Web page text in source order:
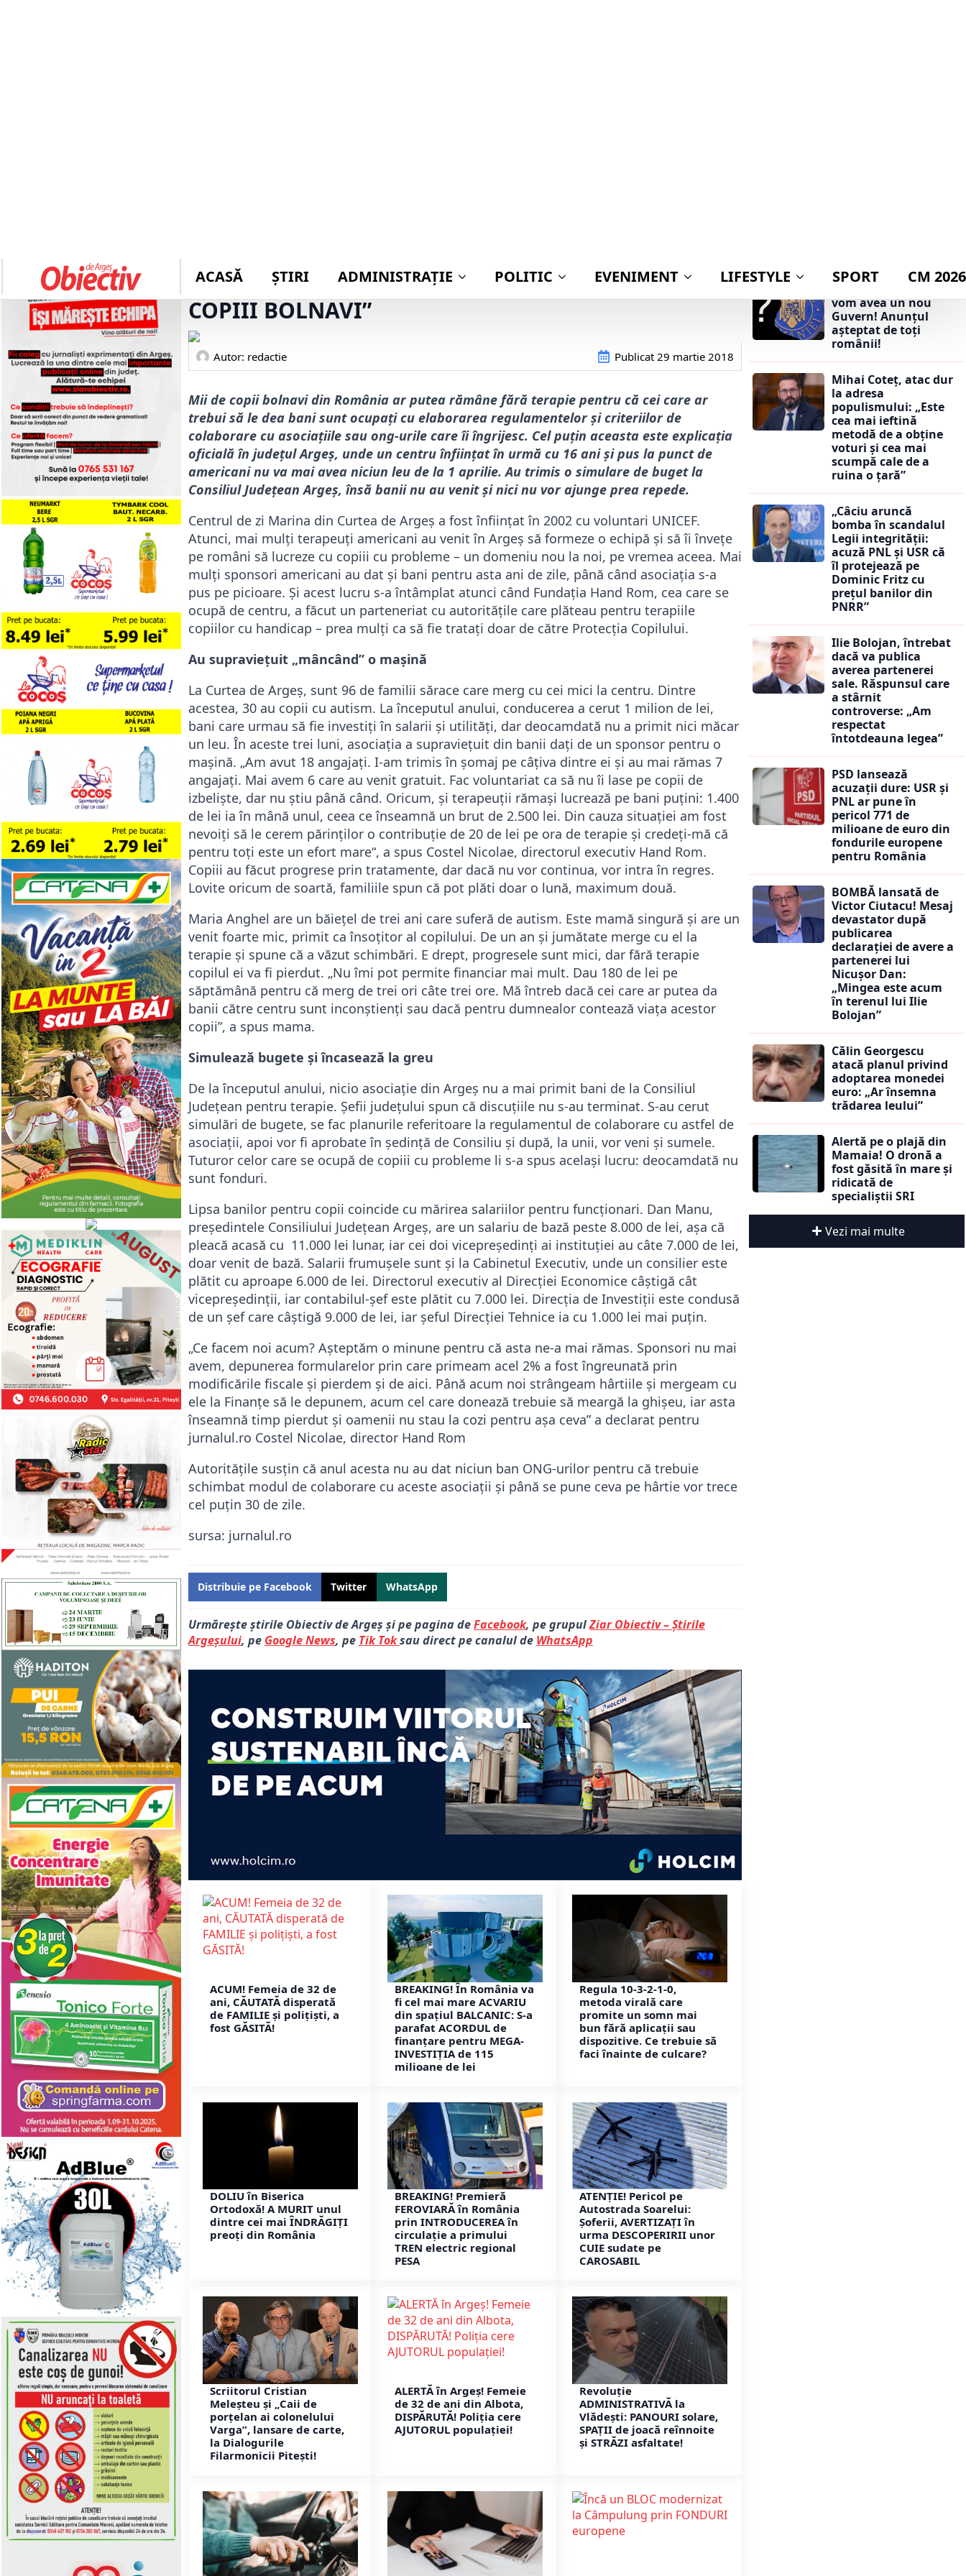
„LEFURI GRASE LA JUDEȚ, BUGET ZERO PENTRU
COPIII BOLNAVI”
Autor: redactie Publicat 29 martie 2018
Mii de copii bolnavi din România ar putea rămâne fără terapie pentru că cei care ar
trebui să le dea bani sunt ocupați cu elaborarea regulamentelor și criteriilor de
colaborare cu asociațiile sau ong-urile care îi îngrijesc. Cel puțin aceasta este explicația
oficială în județul Argeș, unde un centru înființat în urmă cu 16 ani și pus la punct de
americani nu va mai avea niciun leu de la 1 aprilie. Au trimis o simulare de buget la
Consiliul Județean Argeș, însă banii nu au venit și nici nu vor ajunge prea repede.
Centrul de zi Marina din Curtea de Argeș a fost înființat în 2002 cu voluntari UNICEF.
Atunci, mai mulți terapeuți americani au venit în Argeș să formeze o echipă și să îi învețe
pe români să lucreze cu copiii cu probleme – un domeniu nou la noi, pe vremea aceea. Mai
mulți sponsori americani au dat și bani pentru asta ani de zile, până când asociația s-a
pus pe picioare. Și acest lucru s-a întâmplat atunci când Fundația Hand Rom, cea care se
ocupă de centru, a făcut un parteneriat cu autoritățile care plăteau pentru terapiile
copiilor cu handicap – prea mulți ca să fie tratați doar de către Protecția Copilului.
Au supraviețuit „mâncând” o mașină
La Curtea de Argeș, sunt 96 de familii sărace care merg cu cei mici la centru. Dintre
acestea, 30 au copii cu autism. La începutul anului, conducerea a cerut 1 milion de lei,
bani care urmau să fie investiți în salarii și utilități, dar deocamdată nu a primit nici măcar
un leu. În aceste trei luni, asociația a supraviețuit din banii dați de un sponsor pentru o
mașină. „Am avut 18 angajați. I-am trimis în șomaj pe câțiva dintre ei și au mai rămas 7
angajați. Mai avem 6 care au venit gratuit. Fac voluntariat ca să nu îi lase pe copii de
izbeliște, dar nu știu până când. Oricum, și terapeuții rămași lucrează pe bani puțini: 1.400
de lei ia în mână unul, ceea ce înseamnă un brut de 2.500 lei. Din cauza situației am fost
nevoiți să le cerem părinților o contribuție de 20 de lei pe ora de terapie și credeți-mă că
pentru toți este un efort mare“, a spus Costel Nicolae, directorul executiv Hand Rom.
Copiii au făcut progrese prin tratamente, dar dacă nu vor continua, vor intra în regres.
Lovite oricum de soartă, familiile spun că pot plăti doar o lună, maximum două.
Maria Anghel are un băiețel de trei ani care suferă de autism. Este mamă singură și are un
venit foarte mic, primit ca însoțitor al copilului. De un an și jumătate merge cu el la
terapie și spune că a văzut schimbări. E drept, progresele sunt mici, dar fără terapie
copilul ei va fi pierdut. „Nu îmi pot permite financiar mai mult. Dau 180 de lei pe
săptămână pentru că merg de trei ori câte trei ore. Mă întreb dacă cei care ar putea da
banii către centru sunt inconștienți sau dacă pentru dumnealor contează viața acestor
copii”, a spus mama.
Simulează bugete și încasează la greu
De la începutul anului, nicio asociație din Argeș nu a mai primit bani de la Consiliul
Județean pentru terapie. Șefii județului spun că discuțiile nu s-au terminat. S-au cerut
simulări de bugete, se fac planurile referitoare la regulamentul de colaborare cu astfel de
asociații, apoi vor fi aprobate în ședință de Consiliu și după, la unii, vor veni și sumele.
Tuturor celor care se ocupă de copiii cu probleme li s-a spus același lucru: deocamdată nu
sunt fonduri.
Lipsa banilor pentru copii coincide cu mărirea salariilor pentru funcționari. Dan Manu,
președintele Consiliului Județean Argeș, are un salariu de bază peste 8.000 de lei, așa că
pleacă acasă cu 11.000 lei lunar, iar cei doi vicepreședinți ai instituției au câte 7.000 de lei,
doar venit de bază. Salarii frumușele sunt și la Cabinetul Executiv, unde un consilier este
plătit cu aproape 6.000 de lei. Directorul executiv al Direcției Economice câștigă cât
vicepreședinții, iar contabilul-șef este plătit cu 7.000 lei. Direcția de Investiții este condusă
de un șef care câștigă 9.000 de lei, iar șeful Direcției Tehnice ia cu 1.000 lei mai puțin.
„Ce facem noi acum? Așteptăm o minune pentru că asta ne-a mai rămas. Sponsori nu mai
avem, depunerea formularelor prin care primeam acel 2% a fost îngreunată prin
modificările fiscale și pierdem și de aici. Până acum noi strângeam hârtiile și mergeam cu
ele la Finanțe să le depunem, acum cel care donează trebuie să meargă la ghișeu, iar asta
înseamnă timp pierdut și oamenii nu stau la cozi pentru așa ceva” a declarat pentru
jurnalul.ro Costel Nicolae, director Hand Rom
Autoritățile susțin că anul acesta nu au dat niciun ban ONG-urilor pentru că trebuie
schimbat modul de colaborare cu aceste asociații și până se pune ceva pe hârtie vor trece
cel puțin 30 de zile.
sursa: jurnalul.ro
Distribuie pe Facebook Twitter WhatsApp
Urmărește știrile Obiectiv de Argeș și pe pagina deFacebook, pe grupulZiar Obiectiv – Știrile
Argeșului, pe Google News, pe Tik Toksau direct pe canalul de WhatsApp
ACUM! Femeia de 32 de
ani, CĂUTATĂ disperată
de FAMILIE și polițiști, a
fost GĂSITĂ!
BREAKING! În România va
fi cel mai mare ACVARIU
din spațiul BALCANIC: S-a
parafat ACORDUL de
finanțare pentru MEGA-
INVESTIȚIA de 115
milioane de lei
Regula 10-3-2-1-0,
metoda virală care
promite un somn mai
bun fără aplicații sau
dispozitive. Ce trebuie să
faci înainte de culcare?
DOLIU în Biserica
Ortodoxă! A MURIT unul
dintre cei mai ÎNDRĂGIȚI
preoți din România
BREAKING! Premieră
FEROVIARĂ în România
prin INTRODUCEREA în
circulație a primului
TREN electric regional
PESA
ATENȚIE! Pericol pe
Autostrada Soarelui:
Șoferii, AVERTIZAȚI în
urma DESCOPERIRII unor
CUIE sudate pe
CAROSABIL
Scriitorul Cristian
Meleșteu și „Caii de
porțelan ai colonelului
Varga”, lansare de carte,
la Dialogurile
Filarmonicii Pitești!
ALERTĂ în Argeș! Femeie
de 32 de ani din Albota,
DISPĂRUTĂ! Poliția cere
AJUTORUL populației!
Revoluție
ADMINISTRATIVĂ la
Vlădești: PANOURI solare,
SPAȚII de joacă reînnoite
și STRĂZI asfaltate!
Știri politică
vom avea un nou
Guvern! Anunțul
așteptat de toți
românii!
Mihai Coteț, atac dur
la adresa
populismului: „Este
cea mai ieftină
metodă de a obține
voturi și cea mai
scumpă cale de a
ruina o țară”
„Câciu aruncă
bomba în scandalul
Legii integrității:
acuză PNL și USR că
îl protejează pe
Dominic Fritz cu
prețul banilor din
PNRR”
Ilie Bolojan, întrebat
dacă va publica
averea partenerei
sale. Răspunsul care
a stârnit
controverse: „Am
respectat
întotdeauna legea”
PSD lansează
acuzații dure: USR și
PNL ar pune în
pericol 771 de
milioane de euro din
fondurile europene
pentru România
BOMBĂ lansată de
Victor Ciutacu! Mesaj
devastator după
publicarea
declarației de avere a
partenerei lui
Nicușor Dan:
„Mingea este acum
în terenul lui Ilie
Bolojan”
Călin Georgescu
atacă planul privind
adoptarea monedei
euro: „Ar însemna
trădarea leului”
Alertă pe o plajă din
Mamaia! O dronă a
fost găsită în mare și
ridicată de
specialiștii SRI
Vezi mai multe